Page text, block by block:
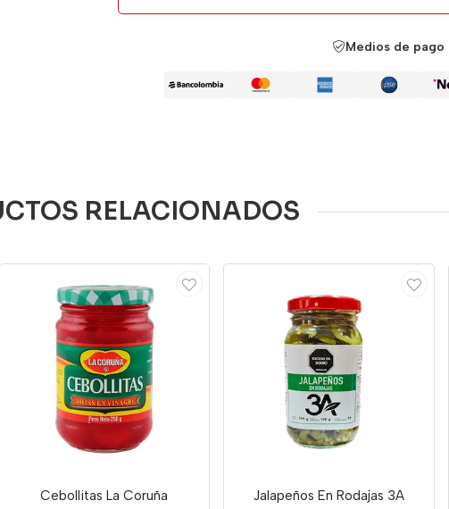
Medios de pago
RELACIONADOS
Cebollitas La Coruña Jalapeños En Rodajas 3A